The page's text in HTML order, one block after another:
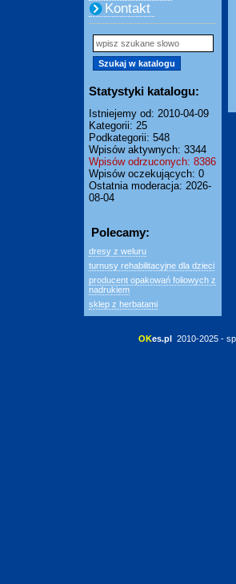
Kontakt
Statystyki katalogu:
Istniejemy od: 2010-04-09
Kategorii: 25
Podkategorii: 548
Wpisów aktywnych: 3344
Wpisów odrzuconych: 8386
Wpisów oczekujących: 0
Ostatnia moderacja: 2026-
08-04
Polecamy:
dresy z weluru
turnusy rehabilitacyjne dla dzieci
producent opakowań foliowych z
nadrukiem
sklep z herbatami
OKes.pl 2010-2025 -